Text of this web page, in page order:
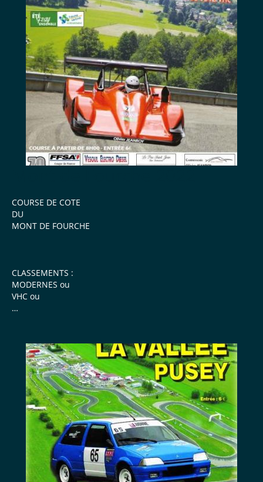
COURSE DE COTE
DU
MONT DE FOURCHE
CLASSEMENTS :
MODERNES ou
VHC ou
Vidéo Thierry
Listes définitives des engagés :
Modernes
VHC
possibilité de réserver ...